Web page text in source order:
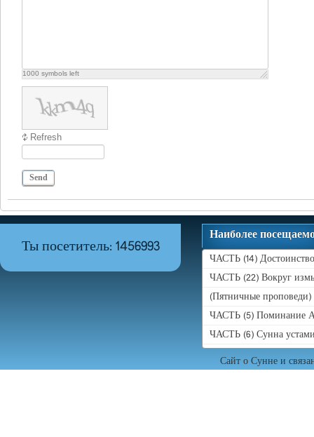
1000 symbols left
Refresh
Send
Ты посетитель: 1456993
Наиболее
ЧАСТЬ (14)
ЧАСТЬ (22) Вокруг
(Пятничные
ЧАСТЬ (5) Поминание
ЧАСТЬ (6) Сунна